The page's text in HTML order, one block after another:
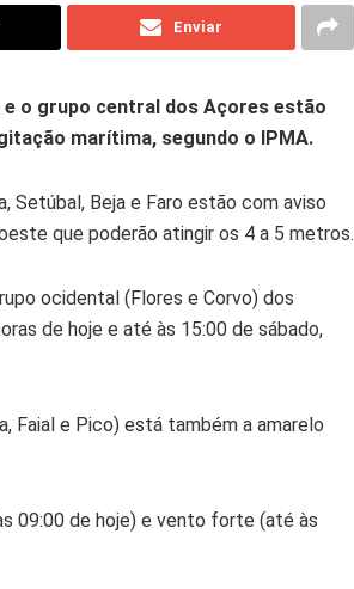
Enviar
o grupo central dos Açores estão
marítima, segundo o IPMA.
Setúbal, Beja e Faro estão com aviso
que poderão atingir os 4 a 5 metros.
ocidental (Flores e Corvo) dos
de hoje e até às 15:00 de sábado,
Faial e Pico) está também a amarelo
09:00 de hoje) e vento forte (até às